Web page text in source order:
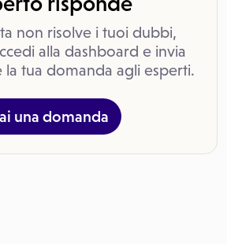
non risolve i tuoi dubbi,
alla dashboard e invia
tua domanda agli esperti.
una domanda